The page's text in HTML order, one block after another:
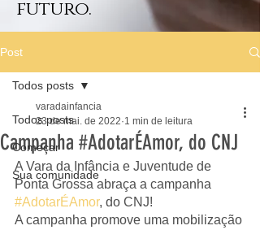
futuro.
Post
Todos posts
Começar
Sua comunidade
Todos posts
Campanha #AdotarÉAmor, do CNJ
varadainfancia
23 de mai. de 2022 1 min de leitura
A Vara da Infância e Juventude de
Ponta Grossa abraça a campanha
#AdotarÉAmor, do CNJ!
A campanha promove uma mobilização